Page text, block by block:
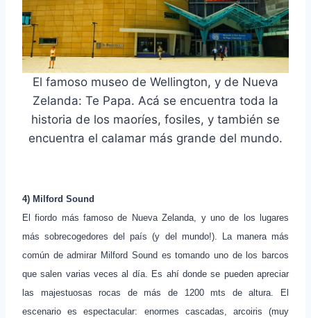
El famoso museo de Wellington, y de Nueva
Zelanda: Te Papa. Acá se encuentra toda la
historia de los maoríes, fosiles, y también se
encuentra el calamar más grande del mundo.
4) Milford Sound
El fiordo más famoso de Nueva Zelanda, y uno de los lugares
más sobrecogedores del país (y del mundo!). La manera más
común de admirar Milford Sound es tomando uno de los barcos
que salen varias veces al día. Es ahí donde se pueden apreciar
las majestuosas rocas de más de 1200 mts de altura. El
escenario es espectacular: enormes cascadas, arcoiris (muy